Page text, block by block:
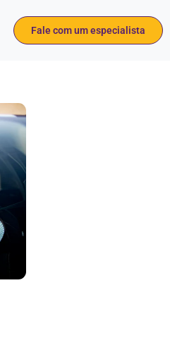
Fale com um especialista